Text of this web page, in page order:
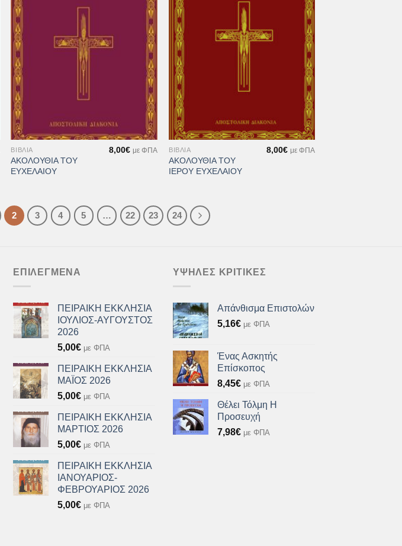
Επιθυμιών
ΒΙΒΛΊΑ
ΑΚΟΛΟΥΘΙΑ ΤΟΥ
ΕΥΧΕΛΑΙΟΥ
8,00€ με ΦΠΑ
Επιθυμιών
+
ΒΙΒΛΊΑ
ΑΚΟΛΟΥΘΙΑ ΤΟΥ
ΙΕΡΟΥ ΕΥΧΕΛΑΙΟΥ
8,00€ με ΦΠΑ
2 3 4 5 … 22 23 24
ΕΠΙΛΕΓΜΈΝΑ
ΠΕΙΡΑΙΚΗ ΕΚΚΛΗΣΙΑ
ΙΟΥΛΙΟΣ-ΑΥΓΟΥΣΤΟΣ
2026
5,00€ με ΦΠΑ
ΠΕΙΡΑΙΚΗ ΕΚΚΛΗΣΙΑ
ΜΑΪΟΣ 2026
5,00€ με ΦΠΑ
ΠΕΙΡΑΙΚΗ ΕΚΚΛΗΣΙΑ
ΜΑΡΤΙΟΣ 2026
5,00€ με ΦΠΑ
ΠΕΙΡΑΙΚΗ ΕΚΚΛΗΣΙΑ
ΙΑΝΟΥΑΡΙΟΣ-
ΦΕΒΡΟΥΑΡΙΟΣ 2026
5,00€ με ΦΠΑ
ΥΨΗΛΈΣ ΚΡΙΤΙΚΈΣ
Απάνθισμα Επιστολών
5,16€ με ΦΠΑ
Ένας Ασκητής
Επίσκοπος
8,45€ με ΦΠΑ
Θέλει Τόλμη Η
Προσευχή
7,98€ με ΦΠΑ